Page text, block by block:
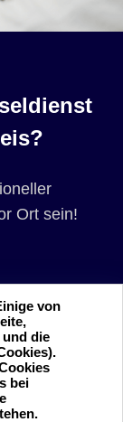
Ort sein!
von
und die
bei